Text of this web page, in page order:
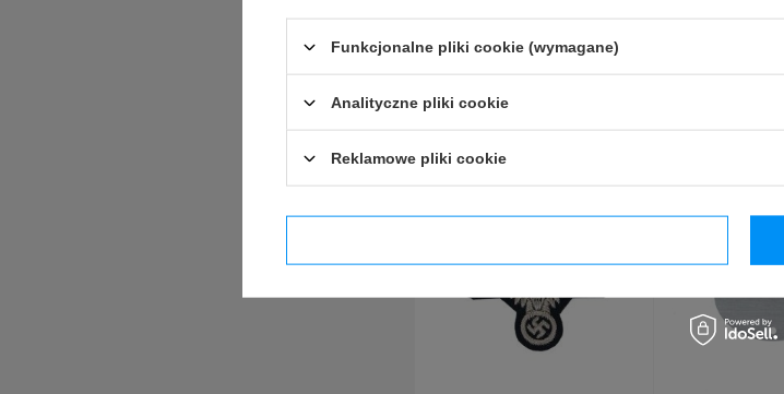
INNI Z TYM
Funkcjonalne pliki cookie (wymagane)
Analityczne pliki cookie
Reklamowe pliki cookie